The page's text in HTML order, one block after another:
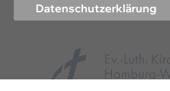
Datenschutzerklärung